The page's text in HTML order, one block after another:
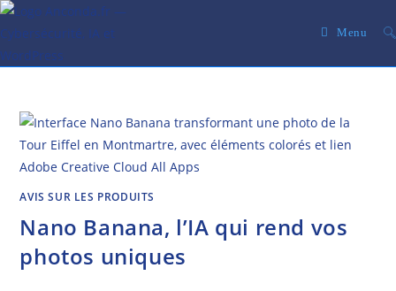
Skip
to
content
Menu
AVIS SUR LES PRODUITS
Nano Banana, l’IA qui rend vos
photos uniques